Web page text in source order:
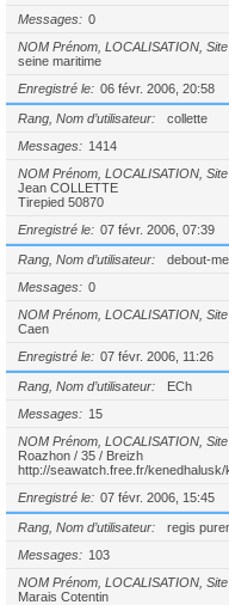
Messages
0
NOM Prénom, LOCALISATION,
seine maritime
Enregistré le
06 févr. 2006, 20:58
Rang, Nom d’utilisateur
collette
Messages
1414
NOM Prénom, LOCALISATION,
Jean COLLETTE
Tirepied 50870
Enregistré le
07 févr. 2006, 07:39
Rang, Nom d’utilisateur
debout-
Messages
0
NOM Prénom, LOCALISATION,
Caen
Enregistré le
07 févr. 2006, 11:26
Rang, Nom d’utilisateur
ECh
Messages
15
NOM Prénom, LOCALISATION,
Roazhon / 35 / Breizh
http://seawatch.free.fr/
Enregistré le
07 févr. 2006, 15:45
Rang, Nom d’utilisateur
regis
Messages
103
NOM Prénom, LOCALISATION,
Marais Cotentin